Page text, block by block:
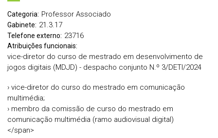
Categoria: Professor Associado
Gabinete: 21.3.17
Telefone externo: 23716
Atribuições funcionais:
vice-diretor do curso de mestrado em desenvolvimento de
jogos digitais (MDJD) - despacho conjunto N.º 3/DETI/2024
› vice-diretor do curso do mestrado em comunicação
multimédia;
› membro da comissão de curso do mestrado em
comunicação multimédia (ramo audiovisual digital)
</span>